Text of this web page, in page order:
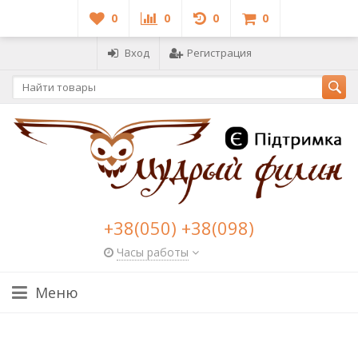
0 0 0 0
Вход Регистрация
+38(050) +38(098)
Часы работы
Меню